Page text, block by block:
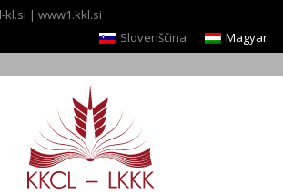
kl.si | www1.kkl.si
Slovenščina
Magyar